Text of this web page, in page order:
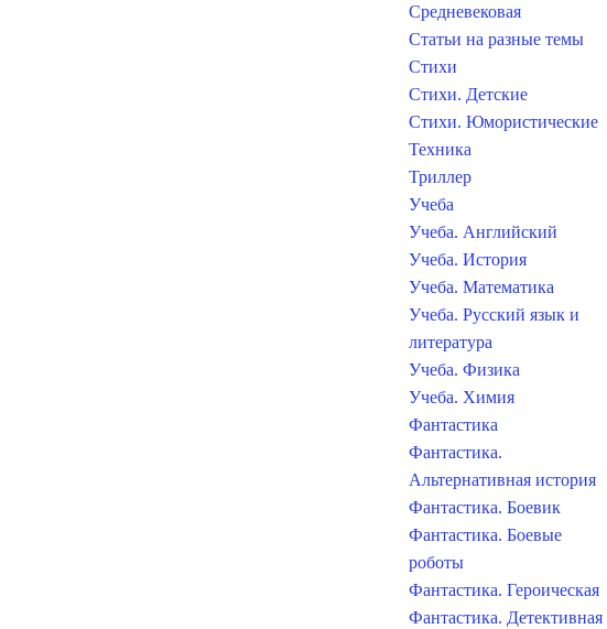
Средневековая
Статьи на разные темы
Стихи
Стихи. Детские
Стихи. Юмористические
Техника
Триллер
Учеба
Учеба. Английский
Учеба. История
Учеба. Математика
Учеба. Русский язык и
литература
Учеба. Физика
Учеба. Химия
Фантастика
Фантастика.
Альтернативная история
Фантастика. Боевик
Фантастика. Боевые
роботы
Фантастика. Героическая
Фантастика. Детективная